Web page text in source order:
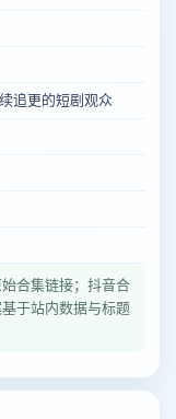
追更的短剧观众
合集链接；抖音合
于站内数据与标题